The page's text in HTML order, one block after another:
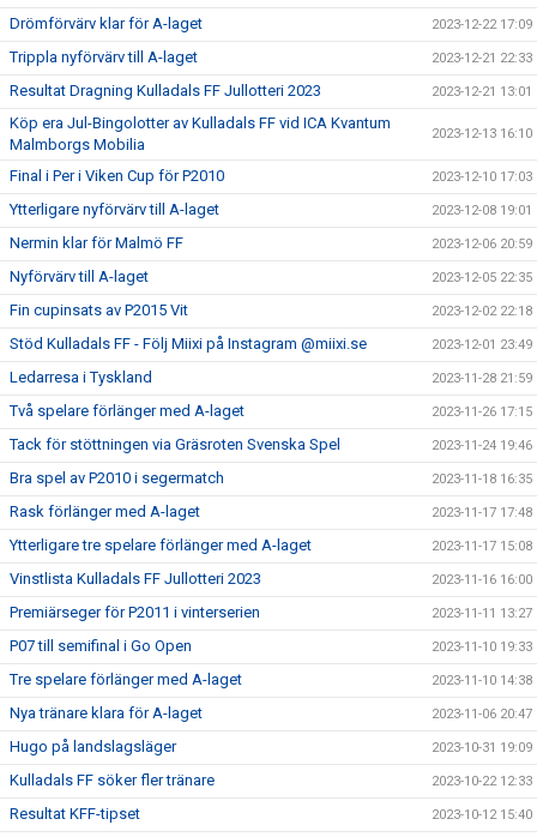
Drömförvärv klar för A-laget 2023-12-22 17:09
Trippla nyförvärv till A-laget 2023-12-21 22:33
Resultat Dragning Kulladals FF Jullotteri 2023 2023-12-21 13:01
Köp era Jul-Bingolotter av Kulladals FF vid ICA Kvantum
Malmborgs Mobilia
2023-12-13 16:10
Final i Per i Viken Cup för P2010 2023-12-10 17:03
Ytterligare nyförvärv till A-laget 2023-12-08 19:01
Nermin klar för Malmö FF 2023-12-06 20:59
Nyförvärv till A-laget 2023-12-05 22:35
Fin cupinsats av P2015 Vit 2023-12-02 22:18
Stöd Kulladals FF - Följ Miixi på Instagram @miixi.se 2023-12-01 23:49
Ledarresa i Tyskland 2023-11-28 21:59
Två spelare förlänger med A-laget 2023-11-26 17:15
Tack för stöttningen via Gräsroten Svenska Spel 2023-11-24 19:46
Bra spel av P2010 i segermatch 2023-11-18 16:35
Rask förlänger med A-laget 2023-11-17 17:48
Ytterligare tre spelare förlänger med A-laget 2023-11-17 15:08
Vinstlista Kulladals FF Jullotteri 2023 2023-11-16 16:00
Premiärseger för P2011 i vinterserien 2023-11-11 13:27
P07 till semifinal i Go Open 2023-11-10 19:33
Tre spelare förlänger med A-laget 2023-11-10 14:38
Nya tränare klara för A-laget 2023-11-06 20:47
Hugo på landslagsläger 2023-10-31 19:09
Kulladals FF söker fler tränare 2023-10-22 12:33
Resultat KFF-tipset 2023-10-12 15:40